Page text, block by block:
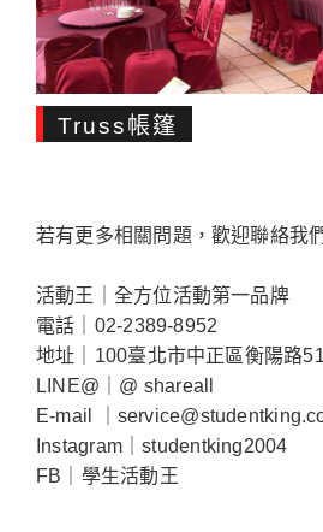
Truss帳篷
若有更多相關問題，歡迎聯絡我
活動王｜全方位活動第一品牌
電話｜02-2389-8952
地址｜100臺北市中正區衡陽路
LINE@｜@ shareall
E-mail ｜
Instagram｜studentking2004
FB｜學生活動王